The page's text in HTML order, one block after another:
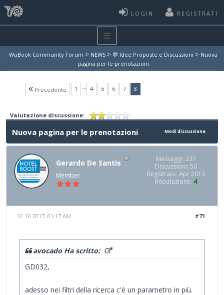
LOGIN REGISTRATI
WuBook Community Forum > NEWS > 💬 Idee Proposte e Discussioni > Nuova
pagina per le prenotazioni
Precedente 1 … 4 5 6 7 8(current)
Valutazione discussione:
Modi discussione
Nuova pagina per le prenotazioni
Gerardo De Santis
Member
Messaggi: 237
Discussioni: 50
Registrato: Apr 2013
Reputazione: 4
#71
12-16-2017, 01:17 AM
avocado Ha scritto:
GD032,
adesso nei filtri della ricerca c'è un parametro in più.